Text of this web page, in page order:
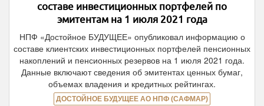
составе инвестиционных портфелей по
эмитентам на 1 июля 2021 года
НПФ «Достойное БУДУЩЕЕ» опубликовал информацию о
составе клиентских инвестиционных портфелей пенсионных
накоплений и пенсионных резервов на 1 июля 2021 года.
Данные включают сведения об эмитентах ценных бумаг,
объемах владения и кредитных рейтингах.
ДОСТОЙНОЕ БУДУЩЕЕ АО НПФ (САФМАР)